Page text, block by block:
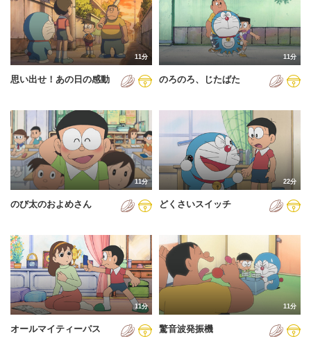
動画が短い順
2011年
2012年
2013年
2014年
2015年
2016年
2017年
2019年
2020年
2021年
2022年
11分
思い出せ！あの日の感動
11分
のろのろ、じたばた
11分
のび太のおよめさん
22分
どくさいスイッチ
11分
オールマイティーパス
11分
驚音波発振機